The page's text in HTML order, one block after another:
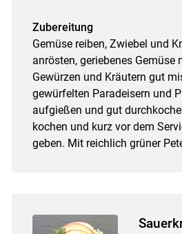
Zubereitung
Gemüse reiben, Zwiebel und
anrösten, geriebenes Gemüse
Gewürzen und Kräutern gut
gewürfelten Paradeisern und
aufgießen und gut
kochen und kurz vor dem
geben. Mit reichlich grüner